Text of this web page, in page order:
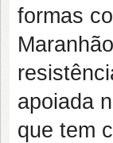
formas
apoiada
que tem